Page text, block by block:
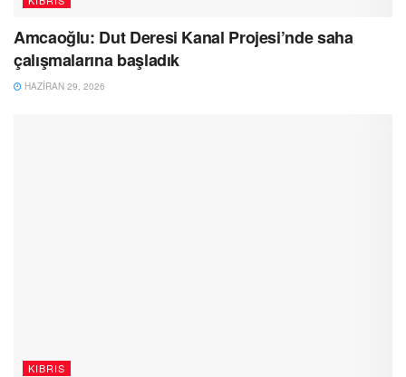
Amcaoğlu: Dut Deresi Kanal Projesi’nde saha
çalışmalarına başladık
HAZIRAN 29, 2026
KIBRIS